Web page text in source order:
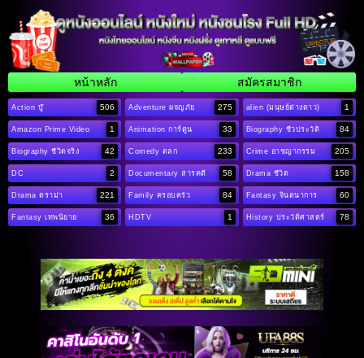
หน้าหลัก สมัครสมาชิก
Action บู๊ 506 Adventure ผจญภัย 275 alien (มนุษย์ต่างดาว) 1
Amazon Prime Video 1 Animation การ์ตูน 33 Biography ชีวประวัติ 84
Biography ชีวิตจริง 42 Comedy ตลก 233 Crime อาชญากรรม 205
DC 2 Documentary สารคดี 58 Drama ชีวิต 158
Drama ดราม่า 221 Family ครอบครัว 84 Fantasy จินตนาการ 60
Fantasy เทพนิยาย 36 HDTV 1 History ประวัติศาสตร์ 78